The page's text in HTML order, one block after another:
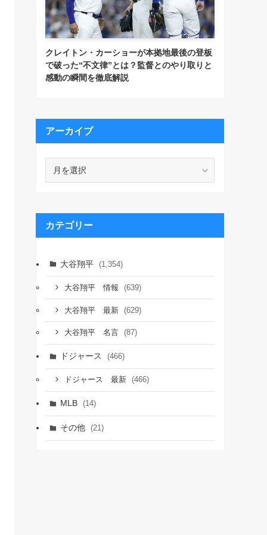
クレイトン・カーショーが本拠地最後の登板
で破った“不文律”とは？監督とのやり取りと
感動の瞬間を徹底解説
アーカイブ
ブ
カテゴリー
大谷翔平 (1,354)
大谷翔平 情報 (639)
大谷翔平 最新 (629)
大谷翔平 名言 (87)
ドジャース (466)
ドジャース 最新 (466)
MLB (14)
その他 (21)